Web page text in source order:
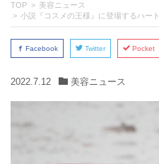
TOP
美容ニュース
小説『コスメの王様』に登場するハート化粧
Facebook Twitter Pocket
2022.7.12 美容ニュース